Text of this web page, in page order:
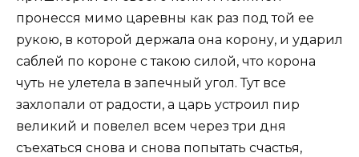
пронесся мимо царевны как раз под той ее
рукою, в которой держала она корону, и ударил
саблей по короне с такою силой, что корона
чуть не улетела в запечный угол. Тут все
захлопали от радости, а царь устроил пир
великий и повелел всем через три дня
съехаться снова и снова попытать счастья,